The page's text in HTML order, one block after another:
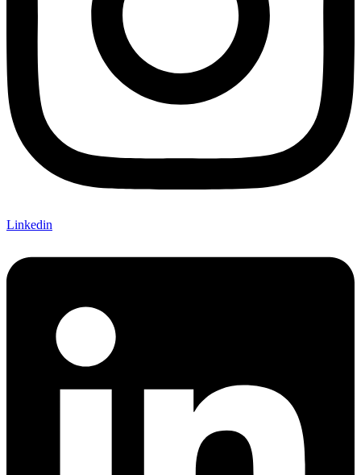
Linkedin